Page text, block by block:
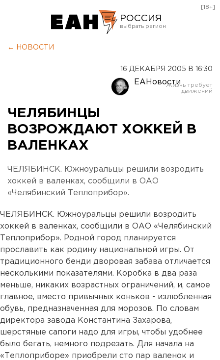
РОССИЯ
Оренбург
[18+]
← НОВОСТИ
16 ДЕКАБРЯ 2005 В 16:30
ЕАНовости
ЧЕЛЯБИНЦЫ
ВОЗРОЖДАЮТ ХОККЕЙ В
ВАЛЕНКАХ
ЧЕЛЯБИНСК. Южноуральцы решили возродить
хоккей в валенках, сообщили в ОАО
«Челябинский Теплоприбор».
ЧЕЛЯБИНСК. Южноуральцы решили возродить
хоккей в валенках, сообщили в ОАО «Челябинский
Теплоприбор». Родной город планируется
прославить как родину национальной игры. От
традиционного бенди дворовая забава отличается
несколькими показателями. Коробка в два раза
меньше, никаких возрастных ограничений, и, самое
главное, вместо привычных коньков - излюбленная
обувь, предназначенная для морозов. По словам
директора завода Константина Захарова,
шерстяные сапоги надо для игры, чтобы удобнее
было бегать, немного подрезать. Для начала на
«Теплоприборе» приобрели сто пар валенок и